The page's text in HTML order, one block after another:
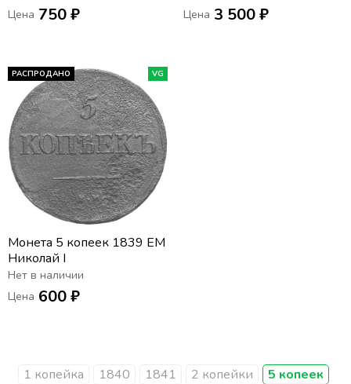
Цена 750 ₽
Цена 3 500 ₽
РАСПРОДАНО VG
Монета 5 копеек 1839 EM
Николай I
Нет в наличии
Цена 600 ₽
1 копейка 1840 1841 2 копейки 5 копеек